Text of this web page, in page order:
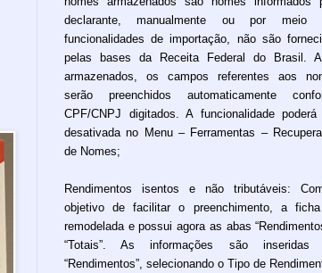
declarante, manualmente ou por meio
funcionalidades de importação, não são
pelas bases da Receita Federal do Brasil.
armazenados, os campos referentes aos
serão preenchidos automaticamente
CPF/CNPJ digitados. A funcionalidade
desativada no Menu – Ferramentas –
de Nomes;
Rendimentos isentos e não tributáveis:
objetivo de facilitar o preenchimento, a
remodelada e possui agora as abas
“Totais”. As informações são inseridas
“Rendimentos”, selecionando o Tipo de